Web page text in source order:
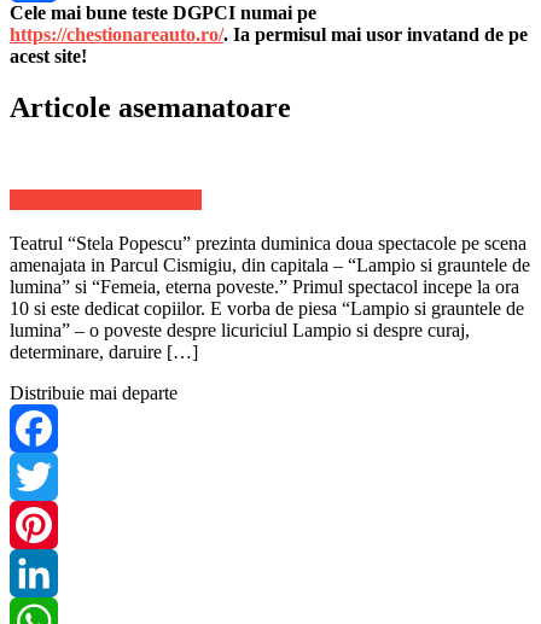
Share
Cele mai bune teste DGPCI numai pe
https://chestionareauto.ro/. Ia permisul mai usor invatand de pe
acest site!
Articole asemanatoare
Teatrul “Stela Popescu” prezinta duminica doua spectacole pe scena
amenajata in Parcul Cismigiu, din capitala – “Lampio si grauntele de
lumina” si “Femeia, eterna poveste.” Primul spectacol incepe la ora
10 si este dedicat copiilor. E vorba de piesa “Lampio si grauntele de
lumina” – o poveste despre licuriciul Lampio si despre curaj,
determinare, daruire […]
Distribuie mai departe
Facebook
Twitter
Pinterest